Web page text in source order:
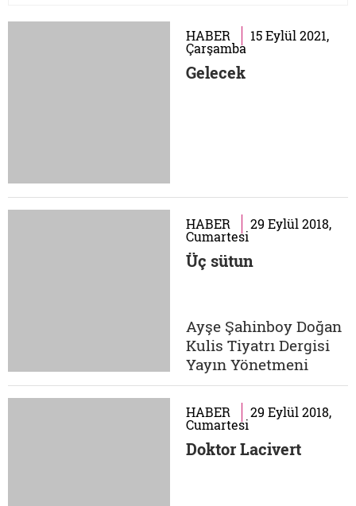
HABER 15 Eylül 2021,
Çarşamba
Gelecek
HABER 29 Eylül 2018,
Cumartesi
Üç sütun
Ayşe Şahinboy Doğan
Kulis Tiyatrı Dergisi
Yayın Yönetmeni
Sahne Sahne, sonsuz
bir anlatım gücünü
ifade eder benim için.
İster dekor olsun, ister
bomboş, tek bir
HABER 29 Eylül 2018,
Cumartesi
Doktor Lacivert